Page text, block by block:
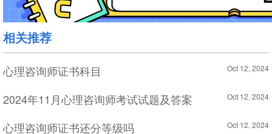
相关推荐
心理咨询师证书科目 Oct 12, 2024
2024年11月心理咨询师考试试题及答案 Oct 12, 2024
心理咨询师证书还分等级吗 Oct 12, 2024